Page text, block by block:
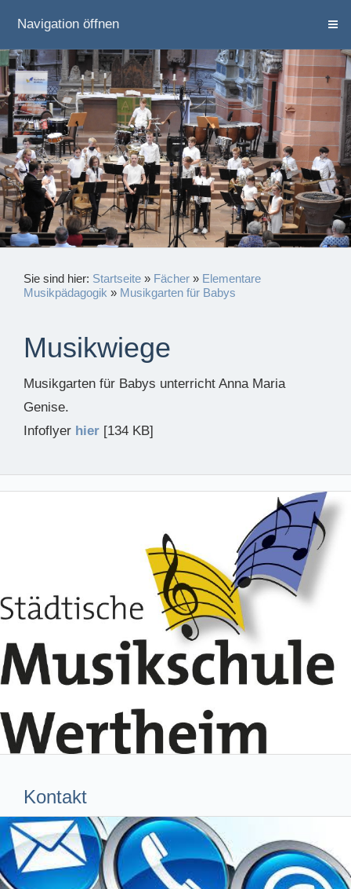
Navigation öffnen
Sie sind hier: Startseite » Fächer » Elementare
Musikpädagogik » Musikgarten für Babys
Musikwiege
Musikgarten für Babys unterricht Anna Maria
Genise.
Infoflyer hier [134 KB]
Kontakt